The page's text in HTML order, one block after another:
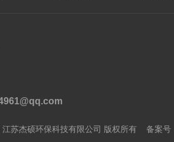
苏杰硕环保科技有限公司 版权所有 备案号